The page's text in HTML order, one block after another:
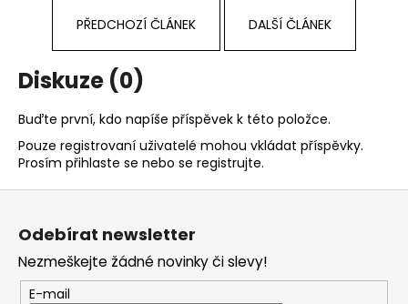
PŘEDCHOZÍ ČLÁNEK DALŠÍ ČLÁNEK
Diskuze (0)
Buďte první, kdo napíše příspěvek k této položce.
Pouze registrovaní uživatelé mohou vkládat příspěvky.
Prosím přihlaste se nebo se registrujte.
Z
Odebírat newsletter
Nezmeškejte žádné novinky či slevy!
E-mail